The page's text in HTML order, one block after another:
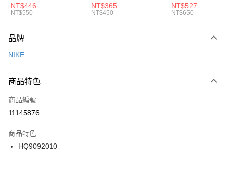
元大商業銀行
台灣樂天信用卡公司
AFTEE先享後付
【關於「AFTEE先享後付」】
便利好安心！
３．安心：先確認商品／服務後，再付款。
【「AFTEE先享後付」結帳流程】
１．於結帳方式選擇「AFTEE先享後付」後，將跳轉至「AFTEE先享後付」
２．訂單成立數日內，您將收到繳費通知簡訊。
３．收到繳費通知簡訊後14天內，點擊此簡訊中的連結，可透過四大超商／
ATM／網路銀行／等多元方式進行付款，方視為交易完成。
運送方式
每筆NT$100，滿NT$1,500(含以上)免運費
宅配
每筆NT$100，滿NT$1,500(含以上)免運費
付款後門市自取
每筆NT$100，滿NT$1,500(含以上)免運費
中統襪 FZ3393100
NT$446
NT$550
EMBRDY 男女 短統襪
FZ3073133
NT$365
NT$450
BA5871010
NT$527
NT$650
品牌
NIKE
商品特色
商品編號
11145876
商品特色
HQ9092010